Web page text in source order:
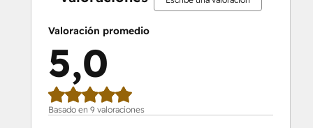
Valoración promedio
5,0
Basado en 9 valoraciones